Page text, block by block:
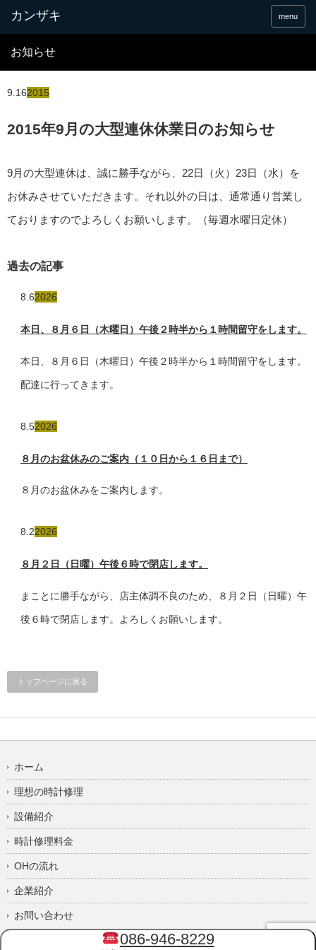
menu
お知らせ
9.162015
2015年9月の大型連休休業日のお知らせ
9月の大型連休は、誠に勝手ながら、22日（火）23日（水）を
お休みさせていただきます。それ以外の日は、通常通り営業し
ておりますのでよろしくお願いします。（毎週水曜日定休）
過去の記事
8.62026
本日、８月６日（木曜日）午後２時半から１時間留守をします。
本日、８月６日（木曜日）午後２時半から１時間留守をします。
配達に行ってきます。
8.52026
８月のお盆休みのご案内（１０日から１６日まで）
８月のお盆休みをご案内します。
8.22026
８月２日（日曜）午後６時で閉店します。
まことに勝手ながら、店主体調不良のため、８月２日（日曜）午
後６時で閉店します。よろしくお願いします。
トップページに戻る
ホーム
理想の時計修理
設備紹介
時計修理料金
OHの流れ
企業紹介
お問い合わせ
086-946-8229